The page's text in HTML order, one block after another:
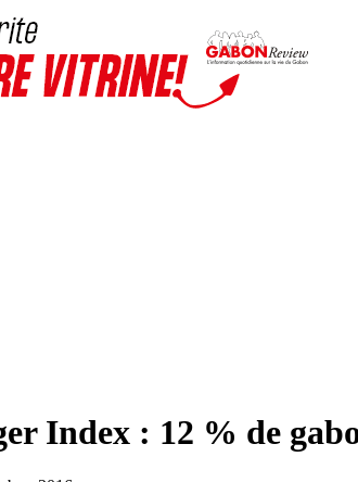
Index : 12 % de